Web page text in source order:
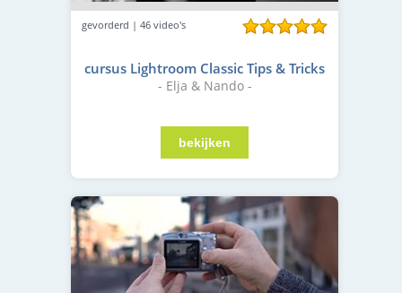
gevorderd | 46 video's
cursus Lightroom Classic Tips & Tricks
- Elja & Nando -